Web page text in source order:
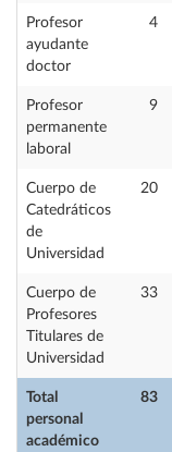
Total
personal
académico
83
Profesor
ayudante
doctor
4
Profesor
permanente
laboral
9
Cuerpo de
Catedráticos
de
Universidad
20
Cuerpo de
Profesores
Titulares de
Universidad
33